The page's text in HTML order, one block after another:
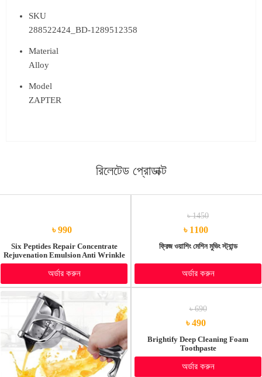
SKU
288522424_BD-1289512358
Material
Alloy
Model
ZAPTER
রিলেটেড প্রোডাক্ট
৳ 990
Six Peptides Repair Concentrate
Rejuvenation Emulsion Anti Wrinkle
Serum For Face Skin Care Products
Anti-Aging Face Essence Acid
অর্ডার করুন
৳ 1100
৳ 1450
ফ্রিজ ওয়াশিং মেশিন মুভিং স্ট্যান্ড
অর্ডার করুন
৳ 490
৳ 690
Brightify Deep Cleaning Foam
Toothpaste
অর্ডার করুন